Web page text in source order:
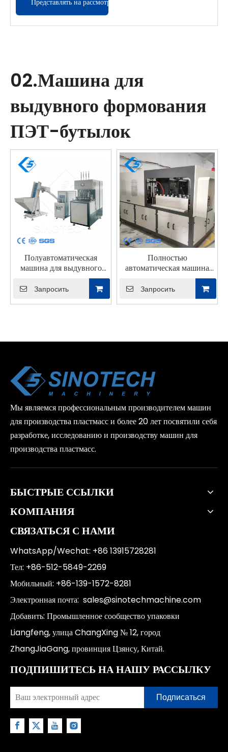
Представлять на рассмотрение
02.Машина для
выдувного формования
ПЭТ-бутылок
Полуавтоматическая
машина для выдувного
формования ПЭТ-бутылок
Запросить
Полностью
автоматическая машина
формования бутылок для
домашних животных
Запросить
Мы являемся профессиональным производителем машин
для производства пластмасс и более 20 лет посвятили себя
разработке, исследованию и производству машин для
производства пластмасс.
БЫСТРЫЕ ССЫЛКИ
КОМПАНИЯ
СВЯЗАТЬСЯ С НАМИ
WhatsApp/Wechat: +86 13915728281
Тел: +86-512-5849-2269
Мобильный: +86-139-1572-8281
Электронная почта: sales@sinotechmachine.com
Добавить: Промышленное сообщество упаковки
Liangfeng, улица ChangXing № 12, город
ZhangJiaGang, провинция Цзянсу, Китай.
ПОДПИШИТЕСЬ НА НАШУ РАССЫЛКУ
Подписаться